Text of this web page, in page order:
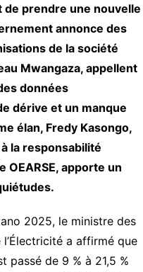
de prendre une nouvelle
annonce des
de la société
Mwangaza, appellent
données
dérive et un manque
élan, Fredy Kasongo,
la responsabilité
apporte un
2025, le ministre des
a affirmé que
passé de 9 % à 21,5 %